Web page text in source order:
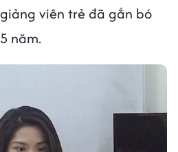
viên trẻ đã gắn bó
năm.